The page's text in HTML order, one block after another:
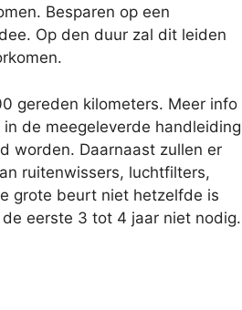
Besparen op een
Op den duur zal dit leiden
gereden kilometers. Meer info
de meegeleverde handleiding
worden. Daarnaast zullen er
ruitenwissers, luchtfilters,
grote beurt niet hetzelfde is
eerste 3 tot 4 jaar niet nodig.